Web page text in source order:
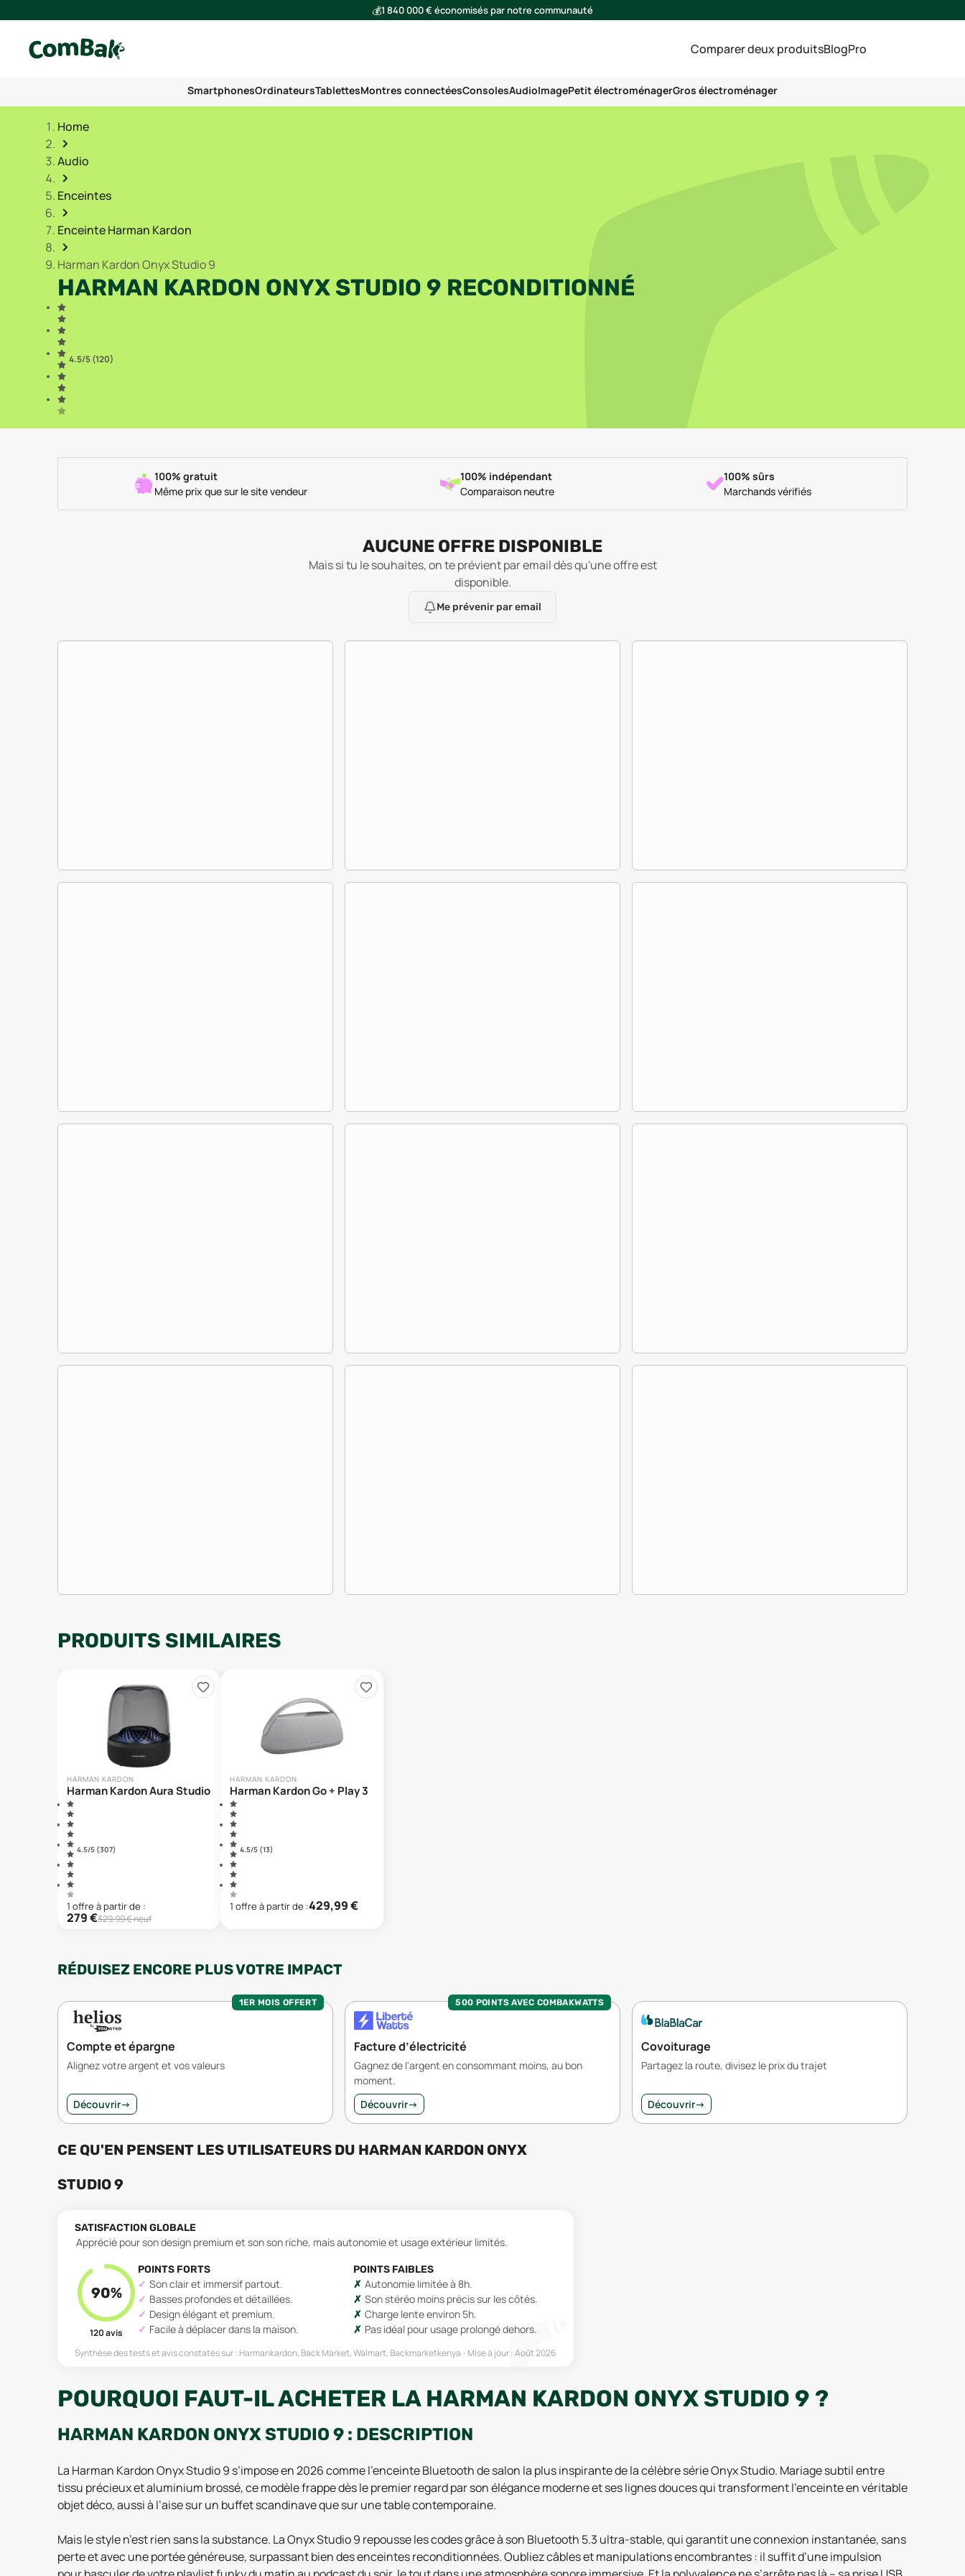
💰1 840 000 € économisés par notre communauté
Comparer deux produitsBlogPro
SmartphonesOrdinateursTablettesMontres connectéesConsolesAudioImagePetit électroménagerGros électroménager
Home
Audio
Enceintes
Enceinte Harman Kardon
Harman Kardon Onyx Studio 9
HARMAN KARDON ONYX STUDIO 9 RECONDITIONNÉ
4.5/5 (120)
100% gratuit
Même prix que sur le site vendeur
100% indépendant
Comparaison neutre
100% sûrs
Marchands vérifiés
AUCUNE OFFRE DISPONIBLE
Mais si tu le souhaites, on te prévient par email dès qu'une offre est
disponible.
Me prévenir par email
PRODUITS SIMILAIRES
HARMAN KARDON
Harman Kardon Aura Studio 4
4.5/5 (307)
1 offre à partir de :
279€329,99€ neuf
HARMAN KARDON
Harman Kardon Go + Play 3
4.5/5 (13)
1 offre à partir de :429,99€
RÉDUISEZ ENCORE PLUS VOTRE IMPACT
1ER MOIS OFFERT
Compte et épargne
Alignez votre argent et vos valeurs
Découvrir→
500 POINTS AVEC COMBAKWATTS
Facture d’électricité
Gagnez de l'argent en consommant moins, au bon
moment.
Découvrir→
Covoiturage
Partagez la route, divisez le prix du trajet
Découvrir→
CE QU'EN PENSENT LES UTILISATEURS DU HARMAN KARDON ONYX
STUDIO 9
SATISFACTION GLOBALE
Apprécié pour son design premium et son son riche, mais autonomie et usage extérieur limités.
90%
120avis
POINTS FORTS
Son clair et immersif partout.
Basses profondes et détaillées.
Design élégant et premium.
Facile à déplacer dans la maison.
POINTS FAIBLES
Autonomie limitée à 8h.
Son stéréo moins précis sur les côtés.
Charge lente environ 5h.
Pas idéal pour usage prolongé dehors.
Synthèse des tests et avis constatés sur : Harmankardon, Back Market, Walmart, Backmarketkenya Mise à jour :Août 2026
POURQUOI FAUT-IL ACHETER LA HARMAN KARDON ONYX STUDIO 9 ?
HARMAN KARDON ONYX STUDIO 9 : DESCRIPTION
La Harman Kardon Onyx Studio 9 s’impose en 2026 comme l’enceinte Bluetooth de salon la plus inspirante de la célèbre série Onyx Studio. Mariage subtil entre
tissu précieux et aluminium brossé, ce modèle frappe dès le premier regard par son élégance moderne et ses lignes douces qui transforment l’enceinte en véritable
objet déco, aussi à l’aise sur un buffet scandinave que sur une table contemporaine.
Mais le style n’est rien sans la substance. La Onyx Studio 9 repousse les codes grâce à son Bluetooth 5.3 ultra-stable, qui garantit une connexion instantanée, sans
perte et avec une portée généreuse, surpassant bien des enceintes reconditionnées. Oubliez câbles et manipulations encombrantes : il suffit d’une impulsion